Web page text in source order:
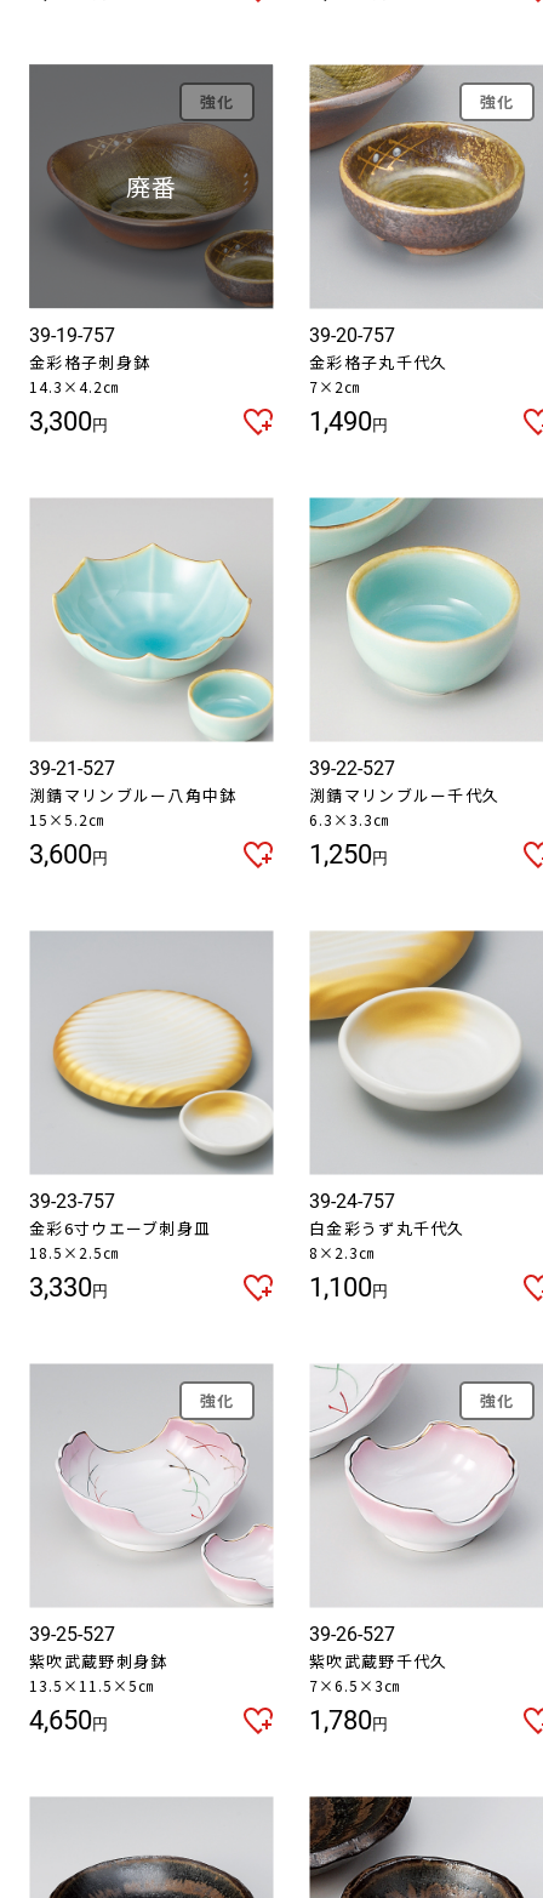
強化
39-19-757
金彩格子刺身鉢
14.3×4.2㎝
3,300円
強化
39-20-757
金彩格子丸千代久
7×2㎝
1,490円
39-21-527
渕錆マリンブルー八角中鉢
15×5.2㎝
3,600円
39-22-527
渕錆マリンブルー千代久
6.3×3.3㎝
1,250円
39-23-757
金彩6寸ウエーブ刺身皿
18.5×2.5㎝
3,330円
39-24-757
白金彩うず丸千代久
8×2.3㎝
1,100円
強化
39-25-527
紫吹武蔵野刺身鉢
13.5×11.5×5㎝
4,650円
強化
39-26-527
紫吹武蔵野千代久
7×6.5×3㎝
1,780円